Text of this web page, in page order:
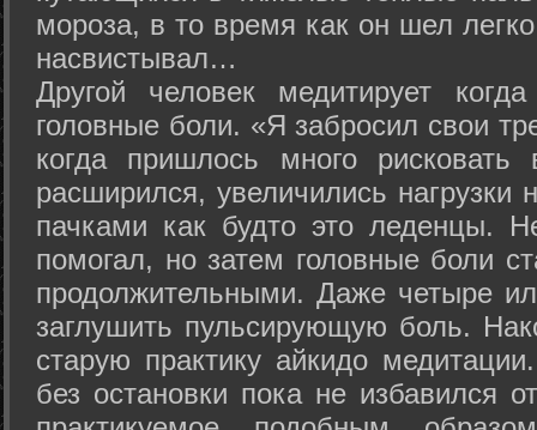
мороза, в то время как он шел
насвистывал…
Другой человек медитирует
головные боли. «Я забросил свои
когда пришлось много
расширился, увеличились нагрузки
пачками как будто это леденцы.
помогал, но затем головные боли
продолжительными. Даже четыре
заглушить пульсирующую боль.
старую практику айкидо
без остановки пока не избавился